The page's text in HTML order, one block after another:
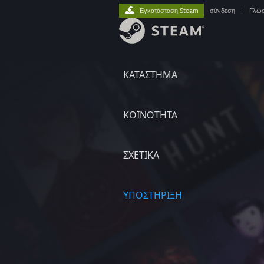
ΚΑΤΑΣΤΗΜΑ
ΚΟΙΝΟΤΗΤΑ
ΣΧΕΤΙΚΆ
ΥΠΟΣΤΗΡΙΞΗ
Εγκατάσταση Steam σύνδεση